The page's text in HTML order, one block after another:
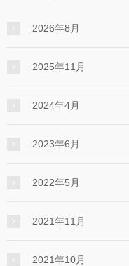
2026年8月
2025年11月
2024年4月
2023年6月
2022年5月
2021年11月
2021年10月